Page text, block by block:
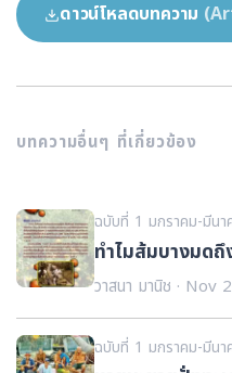
ดาวน์โหลดบทความ
บทความอื่นๆ ที่เกี่ยวข้อง
ฉบับที่ 1 มกราคม-มีน
ทำไมส้มบางมด
วาสนา มานิช · Nov
ฉบับที่ 1 มกราคม-มีน